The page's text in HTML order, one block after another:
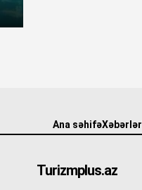
Ana səhifəXəbərlər
Turizmplus.az